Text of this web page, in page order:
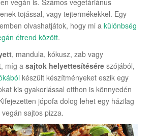
tojással, vagy tejtermékekkel. Egy
olvashatjátok, hogy mi a különbség
étrend között.
, mandula, kókusz, zab vagy
míg a sajtok helyettesítésére szójából,
készült készítményeket eszik egy
kis gyakorlással otthon is könnyedén
jópofa dolog lehet egy házilag
sajtos pizza.